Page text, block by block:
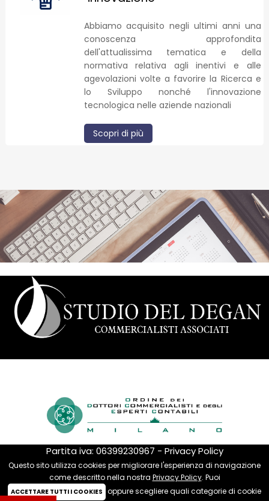
Questo sito utilizza cookies per migliorare l'esperienza di navigazione
come descritto nella nostra Privacy Policy. Puoi
ACCETTARE TUTTI I COOKIES oppure scegliere quali categorie di cookie
Abbiamo acquisito negli ultimi anni una
conoscenza approfondita
dell'attualissima tematica e della
normativa relativa agli inentivi e alle
agevolazioni volte a favorire la Ricerca e
lo Sviluppo nonché l'innovazione
tecnologica nelle aziende nazionali
Scopri di più
Partita iva: 06399230967 - Privacy Policy